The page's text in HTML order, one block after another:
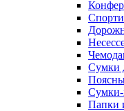
Сумки
Сумки-
Папки